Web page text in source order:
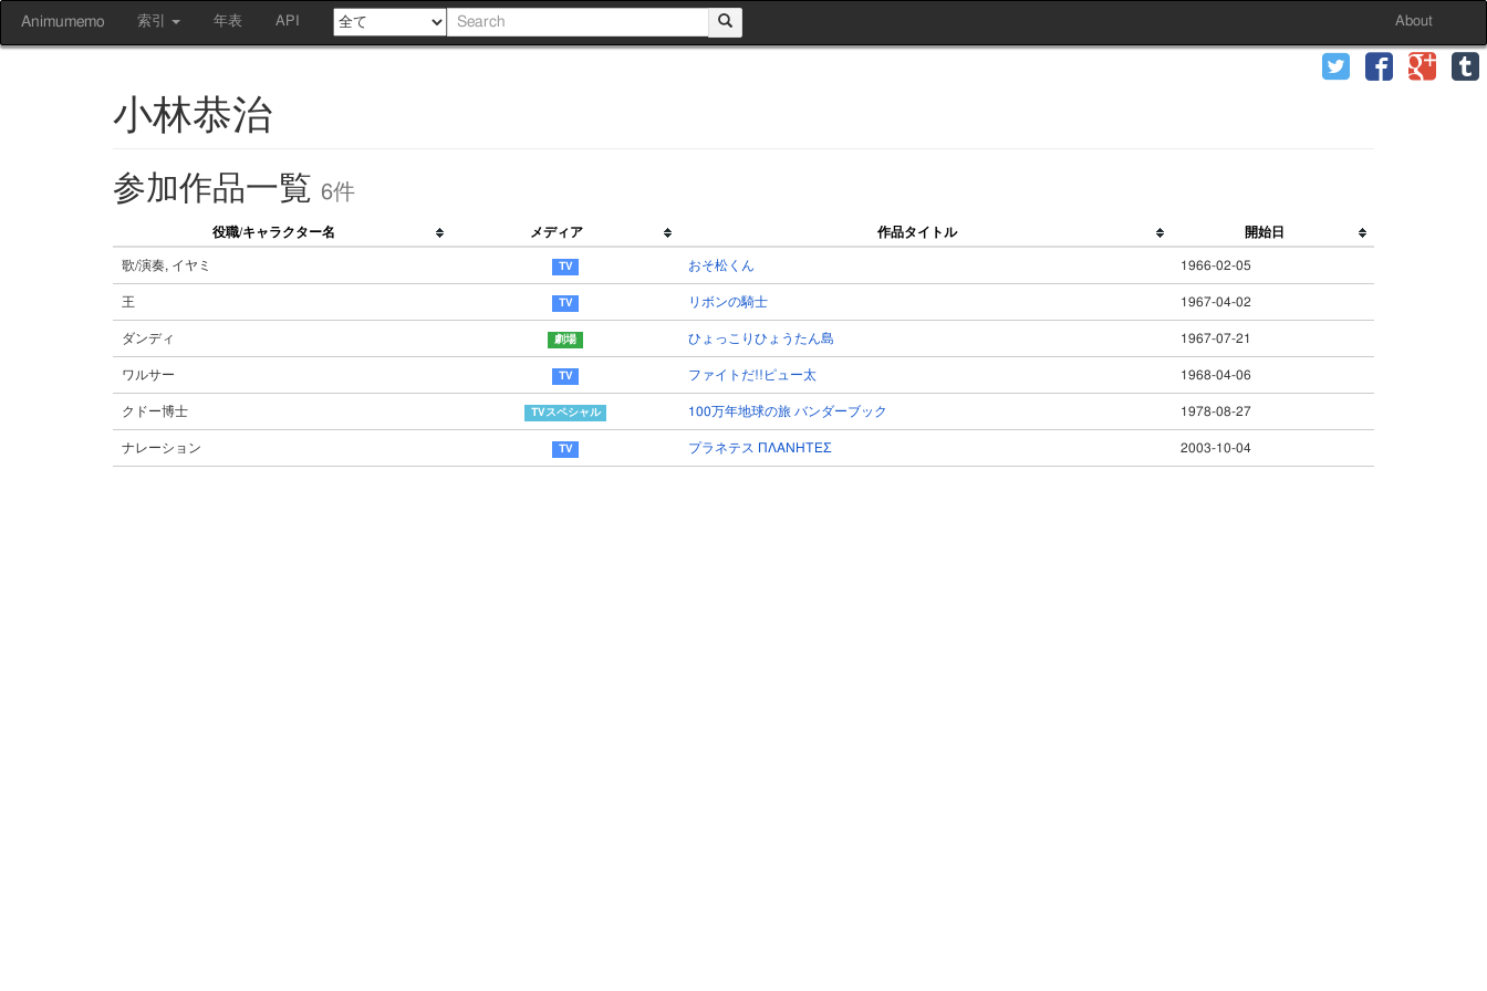
Animumemo 索引 年表 API About
小林恭治
参加作品一覧 6件
役職/キャラクター名 メディア 作品タイトル 開始日
歌/演奏, イヤミ おそ松くん 1966-02-05
王 リボンの騎士 1967-04-02
ダンディ ひょっこりひょうたん島 1967-07-21
ワルサー ファイトだ!!ピュー太 1968-04-06
クドー博士 100万年地球の旅 バンダーブック 1978-08-27
ナレーション プラネテス ΠΛΑΝΗΤΕΣ 2003-10-04